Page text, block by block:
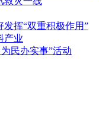
挥“双重积极作用”
产业
民办实事”活动